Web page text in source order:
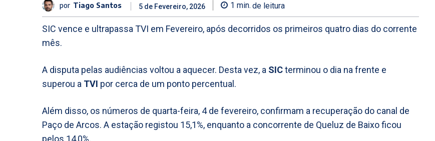
por Tiago Santos 5 de Fevereiro, 2026 1 min. de leitura
SIC vence e ultrapassa TVI em Fevereiro, após decorridos os primeiros quatro dias do corrente
mês.
A disputa pelas audiências voltou a aquecer. Desta vez, a SICterminou o dia na frente e
superou a TVI por cerca de um ponto percentual.
Além disso, os números de quarta-feira, 4 de fevereiro, confirmam a recuperação do canal de
Paço de Arcos. A estação registou 15,1%, enquanto a concorrente de Queluz de Baixo ficou
pelos 14,0%.